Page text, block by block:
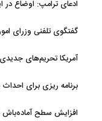
ادعای ترامپ: اوضاع
گفتگوی تلفنی وزرای
آمریکا تحریم‌های
برنامه ریزی برای
روی آب در مازندران
افزایش سطح آماده‌باش